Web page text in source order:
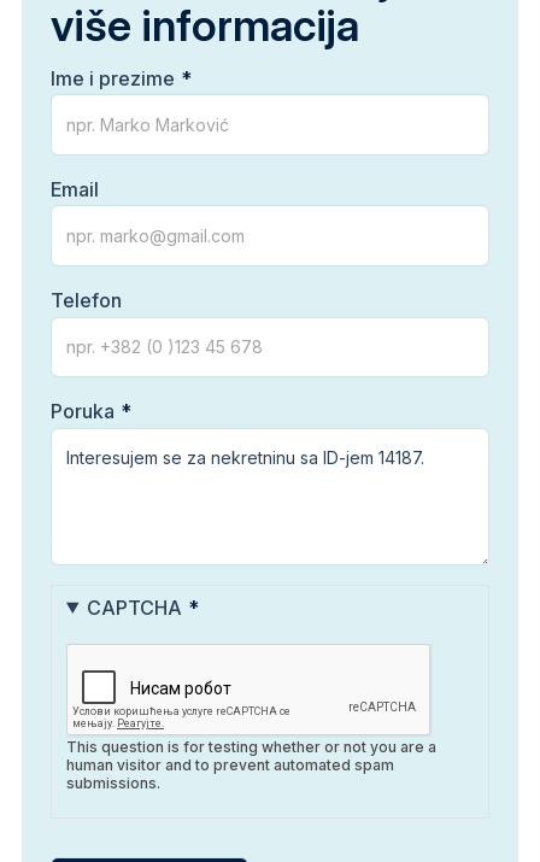
više informacija
Ime i prezime
Email
Telefon
Poruka
CAPTCHA
This question is for testing whether or not you are a
human visitor and to prevent automated spam
submissions.